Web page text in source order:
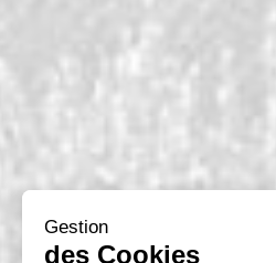
Gestion
des Cookies